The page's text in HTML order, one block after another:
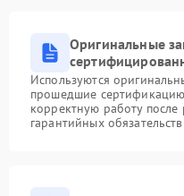
Оригинальные
Используются
прошедшие сертификацию
корректную работу
гарантийных обязательств